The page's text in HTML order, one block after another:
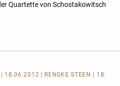
Quartette von Schostakowitsch
| 18.06.2012 | RENSKE STEEN | 18.